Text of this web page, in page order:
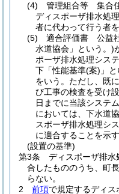
(4)
管理組合等 集合
ディスポーザ排水処
者に代わって行う者を
(5)
適合評価書 公益
水道協会」という。)
ポーザ排水処理シス
下「性能基準(案) 」
をいう。 ただし、既
び工事の検査を受け
日までに当該システ
においては、下水道
スポーザ排水処理シ
に適合することを示
(設置の基準)
第3条
ディスポーザ排水
合したもののうち、町
らない。
2
前項で規定するディス